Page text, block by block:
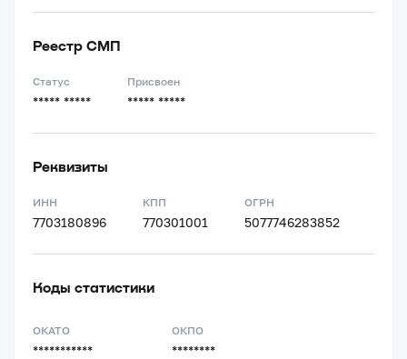
Реестр СМП
Статус
***** *****
Присвоен
***** *****
Реквизиты
ИНН
7703180896
КПП
770301001
ОГРН
5077746283852
Коды статистики
ОКАТО
***********
ОКПО
********